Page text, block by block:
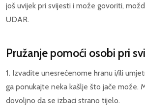
još uvijek pri svijesti i može govoriti,
UDAR.
Pružanje pomoći osobi pri
1. Izvadite unesrećenome hranu i/ili
ga ponukajte neka kašlje što jače može.
dovoljno da se izbaci strano tijelo.